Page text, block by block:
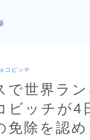
コビッチ
で世界ラ
ビッチが4
免除を認